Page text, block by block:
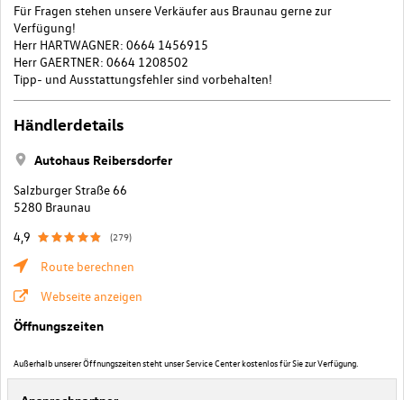
Für Fragen stehen unsere Verkäufer aus Braunau gerne zur
Verfügung!
Herr HARTWAGNER: 0664 1456915
Herr GAERTNER: 0664 1208502
Tipp- und Ausstattungsfehler sind vorbehalten!
Händlerdetails
Autohaus Reibersdorfer
Salzburger Straße 66
5280 Braunau
4,9
(279)
Route berechnen
Webseite anzeigen
Öffnungszeiten
Außerhalb unserer Öffnungszeiten steht unser Service Center kostenlos für Sie zur Verfügung.